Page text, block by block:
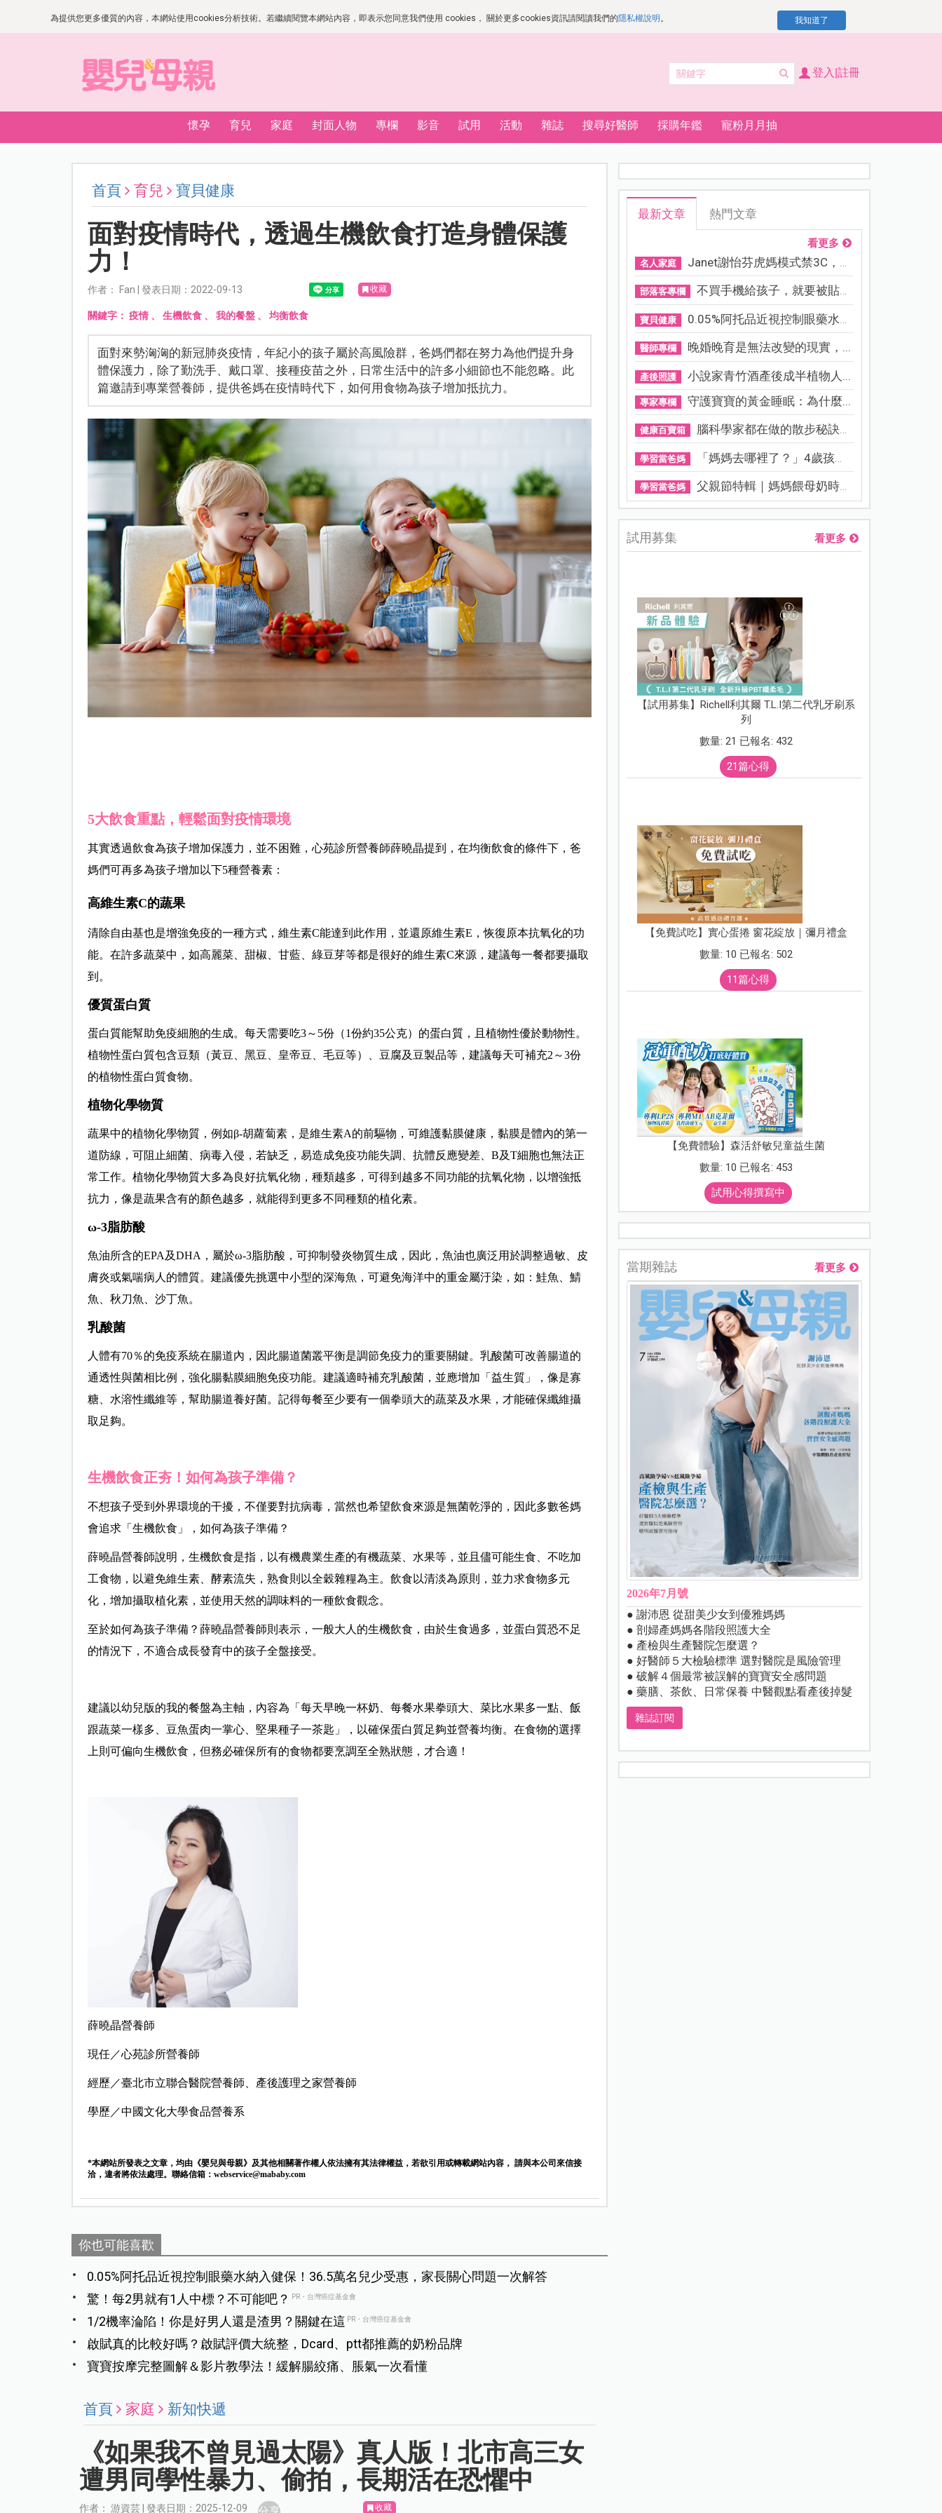
為提供您更多優質的內容，本網站使用cookies分析技術。若繼續閱覽本網站內容，即表示您同意我們使用 cookies， 關於更多cookies資訊請閱讀我們的隱私權說明 。 我知道了
登入|註冊
懷孕 育兒 家庭 封面人物 專欄 影音 試用 活動 雜誌 搜尋好醫師 採購年鑑 寵粉月月抽
首頁 育兒 寶貝健康
面對疫情時代，透過生機飲食打造身體保護
力！
作者： Fan | 發表日期：2022-09-13 收藏
關鍵字： 疫情、 生機飲食、 我的餐盤、 均衡飲食
面對來勢洶洶的新冠肺炎疫情，年紀小的孩子屬於高風險群，爸媽們都在努力為他們提升身
體保護力，除了勤洗手、戴口罩、接種疫苗之外，日常生活中的許多小細節也不能忽略。此
篇邀請到專業營養師，提供爸媽在疫情時代下，如何用食物為孩子增加抵抗力。
5大飲食重點，輕鬆面對疫情環境
其實透過飲食為孩子增加保護力，並不困難，心苑診所營養師薛曉晶提到，在均衡飲食的條件下，爸
媽們可再多為孩子增加以下5種營養素：
高維生素C的蔬果
清除自由基也是增強免疫的一種方式，維生素C能達到此作用，並還原維生素E，恢復原本抗氧化的功
能。在許多蔬菜中，如高麗菜、甜椒、甘藍、綠豆芽等都是很好的維生素C來源，建議每一餐都要攝取
到。
優質蛋白質
蛋白質能幫助免疫細胞的生成。每天需要吃3～5份（1份約35公克）的蛋白質，且植物性優於動物性。
植物性蛋白質包含豆類（黃豆、黑豆、皇帝豆、毛豆等）、豆腐及豆製品等，建議每天可補充2～3份
的植物性蛋白質食物。
植物化學物質
蔬果中的植物化學物質，例如β-胡蘿蔔素，是維生素A的前驅物，可維護黏膜健康，黏膜是體內的第一
道防線，可阻止細菌、病毒入侵，若缺乏，易造成免疫功能失調、抗體反應變差、B及T細胞也無法正
常工作。植物化學物質大多為良好抗氧化物，種類越多，可得到越多不同功能的抗氧化物，以增強抵
抗力，像是蔬果含有的顏色越多，就能得到更多不同種類的植化素。
ω-3脂肪酸
魚油所含的EPA及DHA，屬於ω-3脂肪酸，可抑制發炎物質生成，因此，魚油也廣泛用於調整過敏、皮
膚炎或氣喘病人的體質。建議優先挑選中小型的深海魚，可避免海洋中的重金屬汙染，如：鮭魚、鯖
魚、秋刀魚、沙丁魚。
乳酸菌
人體有70％的免疫系統在腸道內，因此腸道菌叢平衡是調節免疫力的重要關鍵。乳酸菌可改善腸道的
通透性與菌相比例，強化腸黏膜細胞免疫功能。建議適時補充乳酸菌，並應增加「益生質」，像是寡
糖、水溶性纖維等，幫助腸道養好菌。記得每餐至少要有一個拳頭大的蔬菜及水果，才能確保纖維攝
取足夠。
生機飲食正夯！如何為孩子準備？
不想孩子受到外界環境的干擾，不僅要對抗病毒，當然也希望飲食來源是無菌乾淨的，因此多數爸媽
會追求「生機飲食」，如何為孩子準備？
薛曉晶營養師說明，生機飲食是指，以有機農業生產的有機蔬菜、水果等，並且儘可能生食、不吃加
工食物，以避免維生素、酵素流失，熟食則以全穀雜糧為主。飲食以清淡為原則，並力求食物多元
化，增加攝取植化素，並使用天然的調味料的一種飲食觀念。
至於如何為孩子準備？薛曉晶營養師則表示，一般大人的生機飲食，由於生食過多，並蛋白質恐不足
的情況下，不適合成長發育中的孩子全盤接受。
建議以幼兒版的我的餐盤為主軸，內容為「每天早晚一杯奶、每餐水果拳頭大、菜比水果多一點、飯
跟蔬菜一樣多、豆魚蛋肉一掌心、堅果種子一茶匙」，以確保蛋白質足夠並營養均衡。在食物的選擇
上則可偏向生機飲食，但務必確保所有的食物都要烹調至全熟狀態，才合適！
薛曉晶營養師
現任／心苑診所營養師
經歷／臺北市立聯合醫院營養師、產後護理之家營養師
學歷／中國文化大學食品營養系
*本網站所發表之文章，均由《嬰兒與母親》及其他相關著作權人依法擁有其法律權益，若欲引用或轉載網站內容， 請與本公司來信接
洽，違者將依法處理。聯絡信箱： webservice@mababy.com
你也可能喜歡
0.05%阿托品近視控制眼藥水納入健保！36.5萬名兒少受惠，家長關心問題一次解答
驚！每2男就有1人中標？不可能吧？
PR・台灣癌症基金會
1/2機率淪陷！你是好男人還是渣男？關鍵在這 PR・台灣癌症基金會
啟賦真的比較好嗎？啟賦評價大統整，Dcard、ptt都推薦的奶粉品牌
寶寶按摩完整圖解＆影片教學法！緩解腸絞痛、脹氣一次看懂
首頁 家庭 新知快遞
《如果我不曾見過太陽》真人版！北市高三女
遭男同學性暴力、偷拍，長期活在恐懼中
作者： 游資芸 | 發表日期：2025-12-09 收藏
最新文章 熱門文章
看更多
名人家庭 Janet謝怡芬虎媽模式禁3C，看...
部落客專欄 不買手機給孩子，就要被貼「...
寶貝健康 0.05%阿托品近視控制眼藥水納...
醫師專欄 晚婚晚育是無法改變的現實，...
產後照護 小說家青竹酒產後成半植物人...
專家專欄 守護寶寶的黃金睡眠：為什麼...
健康百寶箱 腦科學家都在做的散步秘訣！...
學習當爸媽 「媽媽去哪裡了？」4歲孩子還...
學習當爸媽 父親節特輯｜媽媽餵母奶時，...
試用募集 看更多
【試用募集】Richell利其爾 T.L.I第二代乳牙刷系
列
數量: 21 已報名: 432
21篇心得
【免費試吃】實心蛋捲 窗花綻放｜彌月禮盒
數量: 10 已報名: 502
11篇心得
【免費體驗】森活舒敏兒童益生菌
數量: 10 已報名: 453
試用心得撰寫中
當期雜誌 看更多
2026年7月號
● 謝沛恩 從甜美少女到優雅媽媽
● 剖婦產媽媽各階段照護大全
● 產檢與生產醫院怎麼選？
● 好醫師５大檢驗標準 選對醫院是風險管理
● 破解４個最常被誤解的寶寶安全感問題
● 藥膳、茶飲、日常保養 中醫觀點看產後掉髮
雜誌訂閱